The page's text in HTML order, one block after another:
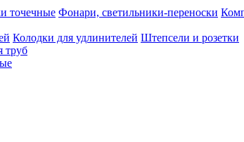
точечные Фонари, светильники-переноски
Колодки для удлинителей Штепсели и розетки
труб